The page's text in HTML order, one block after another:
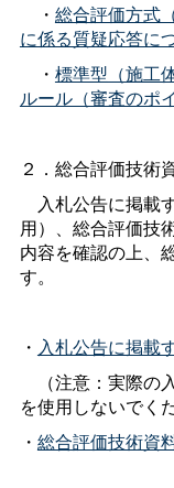
・ 総合評価方式
に係る質疑応答に
・ 標準型（施工
ルール（審査のポ
２．総合評価技術
入札公告に掲載
用）、総合評価技
内容を確認の上、
す。
・ 入札公告に掲載
（注意：実際の
を使用しないでく
・ 総合評価技術資